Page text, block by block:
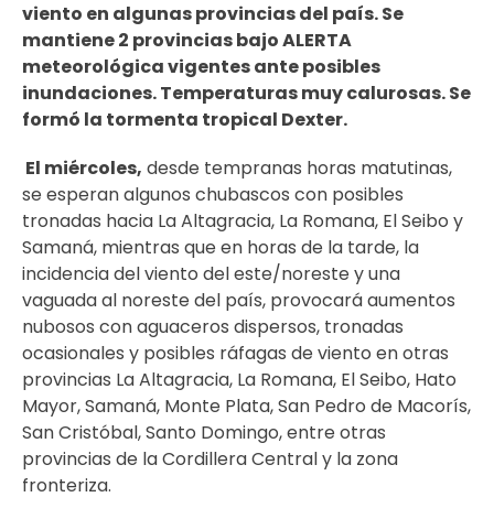
viento en algunas provincias del país. Se
mantiene 2 provincias bajo ALERTA
meteorológica vigentes ante posibles
inundaciones. Temperaturas muy calurosas. Se
formó la tormenta tropical Dexter.
El miércoles, desde tempranas horas matutinas,
se esperan algunos chubascos con posibles
tronadas hacia La Altagracia, La Romana, El Seibo y
Samaná, mientras que en horas de la tarde, la
incidencia del viento del este/noreste y una
vaguada al noreste del país, provocará aumentos
nubosos con aguaceros dispersos, tronadas
ocasionales y posibles ráfagas de viento en otras
provincias La Altagracia, La Romana, El Seibo, Hato
Mayor, Samaná, Monte Plata, San Pedro de Macorís,
San Cristóbal, Santo Domingo, entre otras
provincias de la Cordillera Central y la zona
fronteriza.